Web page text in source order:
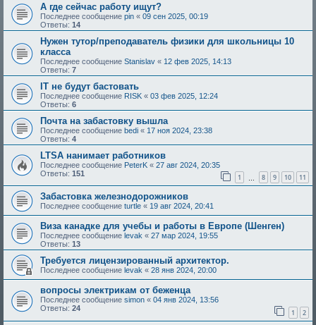
А где сейчас работу ищут?
Последнее сообщение pin « 09 сен 2025, 00:19
Ответы: 14
Нужен тутор/преподаватель физики для школьницы 10
класса
Последнее сообщение Stanislav « 12 фев 2025, 14:13
Ответы: 7
IT не будут бастовать
Последнее сообщение RISK « 03 фев 2025, 12:24
Ответы: 6
Почта на забастовку вышла
Последнее сообщение bedi « 17 ноя 2024, 23:38
Ответы: 4
LTSA нанимает работников
Последнее сообщение PeterK « 27 авг 2024, 20:35
Ответы: 151 1 8 9 10 11
Забастовка железнодорожников
Последнее сообщение turtle « 19 авг 2024, 20:41
Виза канадке для учебы и работы в Европе (Шенген)
Последнее сообщение levak « 27 мар 2024, 19:55
Ответы: 13
Требуется лицензированный архитектор.
Последнее сообщение levak « 28 янв 2024, 20:00
вопросы электрикам от беженца
Последнее сообщение simon « 04 янв 2024, 13:56
Ответы: 24 1 2